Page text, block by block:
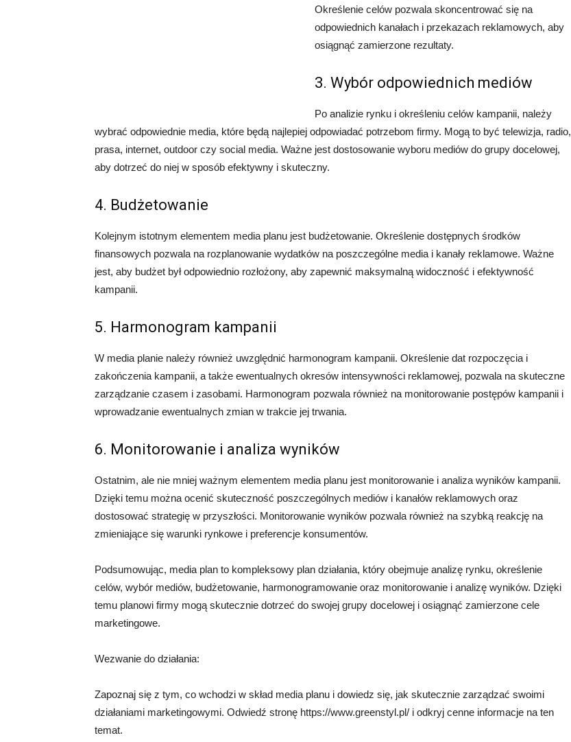
Określenie celów pozwala skoncentrować się na
odpowiednich kanałach i przekazach reklamowych, aby
osiągnąć zamierzone rezultaty.
3. Wybór odpowiednich mediów
Po analizie rynku i określeniu celów kampanii, należy
wybrać odpowiednie media, które będą najlepiej odpowiadać potrzebom firmy. Mogą to być telewizja, radio,
prasa, internet, outdoor czy social media. Ważne jest dostosowanie wyboru mediów do grupy docelowej,
aby dotrzeć do niej w sposób efektywny i skuteczny.
4. Budżetowanie
Kolejnym istotnym elementem media planu jest budżetowanie. Określenie dostępnych środków
finansowych pozwala na rozplanowanie wydatków na poszczególne media i kanały reklamowe. Ważne
jest, aby budżet był odpowiednio rozłożony, aby zapewnić maksymalną widoczność i efektywność
kampanii.
5. Harmonogram kampanii
W media planie należy również uwzględnić harmonogram kampanii. Określenie dat rozpoczęcia i
zakończenia kampanii, a także ewentualnych okresów intensywności reklamowej, pozwala na skuteczne
zarządzanie czasem i zasobami. Harmonogram pozwala również na monitorowanie postępów kampanii i
wprowadzanie ewentualnych zmian w trakcie jej trwania.
6. Monitorowanie i analiza wyników
Ostatnim, ale nie mniej ważnym elementem media planu jest monitorowanie i analiza wyników kampanii.
Dzięki temu można ocenić skuteczność poszczególnych mediów i kanałów reklamowych oraz
dostosować strategię w przyszłości. Monitorowanie wyników pozwala również na szybką reakcję na
zmieniające się warunki rynkowe i preferencje konsumentów.
Podsumowując, media plan to kompleksowy plan działania, który obejmuje analizę rynku, określenie
celów, wybór mediów, budżetowanie, harmonogramowanie oraz monitorowanie i analizę wyników. Dzięki
temu planowi firmy mogą skutecznie dotrzeć do swojej grupy docelowej i osiągnąć zamierzone cele
marketingowe.
Wezwanie do działania:
Zapoznaj się z tym, co wchodzi w skład media planu i dowiedz się, jak skutecznie zarządzać swoimi
działaniami marketingowymi. Odwiedź stronę https://www.greenstyl.pl/ i odkryj cenne informacje na ten
temat.